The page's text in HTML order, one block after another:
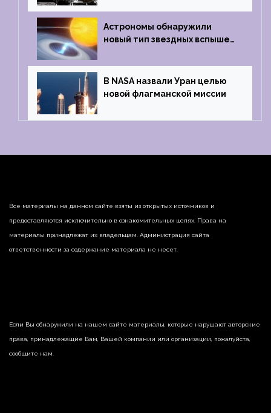
Griffin
Астрономы обнаружили
новый тип звездных вспышек
В NASA назвали Уран целью
новой флагманской миссии
Все материалы на данном сайте взяты из открытых источников и
предоставляются исключительно в ознакомительных целях. Права на
материалы принадлежат их владельцам. Администрация сайта
ответственности за содержание материала не несет.
Если Вы обнаружили на нашем сайте материалы, которые нарушают авторские
права, принадлежащие Вам, Вашей компании или организации, пожалуйста,
сообщите нам.